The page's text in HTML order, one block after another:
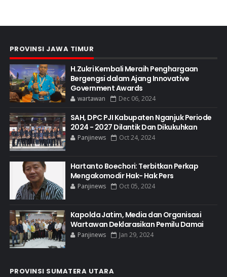
PROVINSI JAWA TIMUR
H.Zukri Kembali Meraih Penghargaan
Bergengsi dalam Ajang Innovative
Government Awards
wartawan Dec 06, 2024
SAH, DPC PJI Kabupaten Nganjuk Periode
2024 - 2027 Dilantik Dan Dikukuhkan
Panjinews Oct 24, 2024
Hartanto Boechori: Terbitkan Perkap
Mengakomodir Hak- Hak Pers
Panjinews Oct 05, 2024
Kapolda Jatim, Media dan Organisasi
Wartawan Deklarasikan Pemilu Damai
Panjinews Jan 29, 2024
PROVINSI SUMATERA UTARA